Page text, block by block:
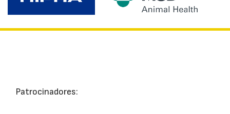
Patrocinadores: